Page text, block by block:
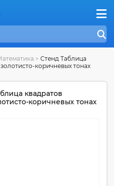
> Стенд Таблица
коричневых тонах
квадратов
коричневых тонах